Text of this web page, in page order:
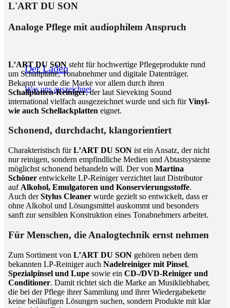
Der Laden
Was uns auszeichnet
L'ART DU SON
Analoge Pflege mit audiophilem Anspruch
L’ART DU SON steht für hochwertige Pflegeprodukte rund
um Schallplatte, Tonabnehmer und digitale Datenträger.
Bekannt wurde die Marke vor allem durch ihren
Schallplatten-Reiniger, der laut Sieveking Sound
international vielfach ausgezeichnet wurde und sich fürVinyl-
wie auch Schellackplatten eignet.
Schonend, durchdacht, klangorientiert
Charakteristisch fürL’ART DU SON ist ein Ansatz, der nicht
nur reinigen, sondern empfindliche Medien und Abtastsysteme
möglichst schonend behandeln will. Der von Martina
Schöner entwickelte LP-Reiniger verzichtet laut Distributor
auf Alkohol, Emulgatoren und Konservierungsstoffe.
Auch derStylus Cleaner wurde gezielt so entwickelt, dass er
ohne Alkohol und Lösungsmittel auskommt und besonders
sanft zur sensiblen Konstruktion eines Tonabnehmers arbeitet.
Für Menschen, die Analogtechnik ernst nehmen
Zum Sortiment von L’ART DU SON gehören neben dem
bekannten LP-Reiniger auch Nadelreiniger mit Pinsel,
Spezialpinsel und Lupe sowie ein CD-/DVD-Reiniger und
Conditioner. Damit richtet sich die Marke an Musikliebhaber,
die bei der Pflege ihrer Sammlung und ihrer Wiedergabekette
keine beiläufigen Lösungen suchen, sondern Produkte mit klar